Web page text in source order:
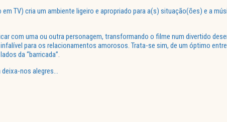
TV) cria um ambiente ligeiro e apropriado para a(s) situação(ões) e a
com uma ou outra personagem, transformando o filme num divertido
para os relacionamentos amorosos. Trata-se sim, de um óptimo
da “barricada”.
deixa-nos alegres…